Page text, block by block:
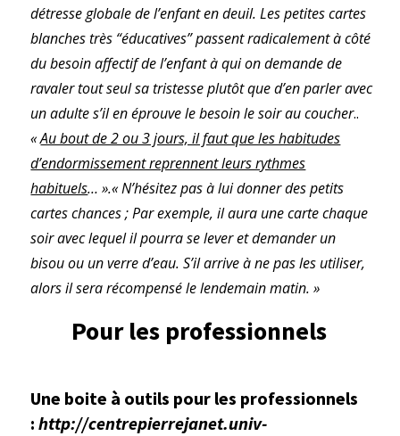
détresse globale de l’enfant en deuil. Les petites cartes
blanches très “éducatives” passent radicalement à côté
du besoin affectif de l’enfant à qui on demande de
ravaler tout seul sa tristesse plutôt que d’en parler avec
un adulte s’il en éprouve le besoin le soir au coucher..
«Au bout de 2 ou 3 jours, il faut que les habitudes
d’endormissement reprennent leurs rythmes
habituels… ».« N’hésitez pas à lui donner des petits
cartes chances ; Par exemple, il aura une carte chaque
soir avec lequel il pourra se lever et demander un
bisou ou un verre d’eau. S’il arrive à ne pas les utiliser,
alors il sera récompensé le lendemain matin. »
Pour les professionnels
Une boite à outils pour les professionnels
: http://centrepierrejanet.univ-